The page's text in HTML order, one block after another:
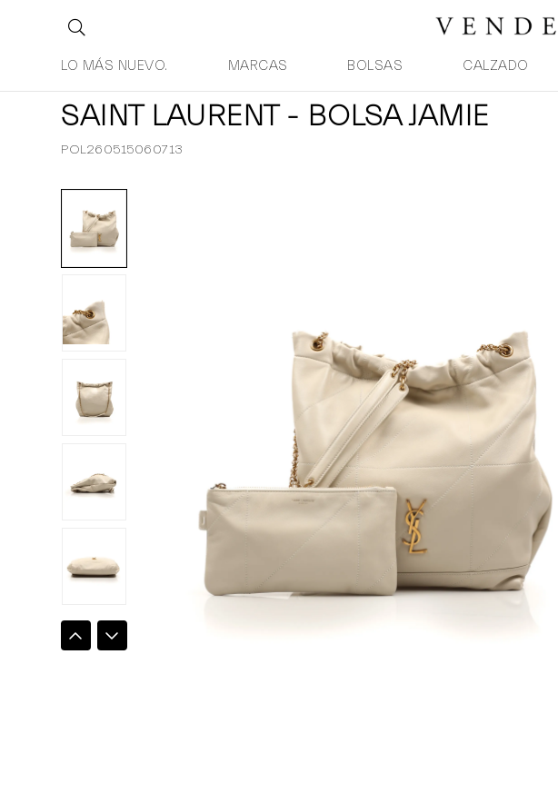
LO MÁS NUEVO. MARCAS BOLSAS CALZADO
SAINT LAURENT - BOLSA JAMIE
POL260515060713